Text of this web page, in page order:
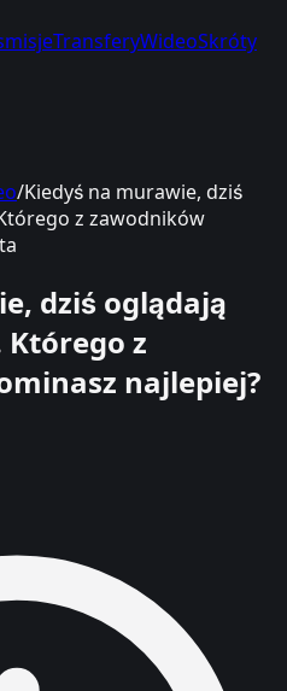
TransferyWideoSkróty
/Kiedyś na murawie, dziś
z zawodników
dziś oglądają
z
najlepiej?